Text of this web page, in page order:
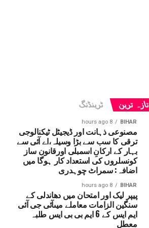
تازہ ترین ٹرینڈنگ
BIHAR
8 hours ago
مصنوعی ذہانت اور ڈیجیٹل ٹیکنالوجی
ترقی کا سب سے بڑا وسیلہ،اے آئی سے
بہار کے ارکانِ اسمبلی اورقانون ساز
کونسلروں کی استعداد کار ہوگا میں
اضافہ: سمراٹ چوہدری
BIHAR
8 hours ago
پیپر لیک اور امتحان میں دھاندلی کے
سنگین الزامات معاملے میںآئی جی آئی
ایم ایس کے 6 ایم بی بی ایس طلبہ
معطل